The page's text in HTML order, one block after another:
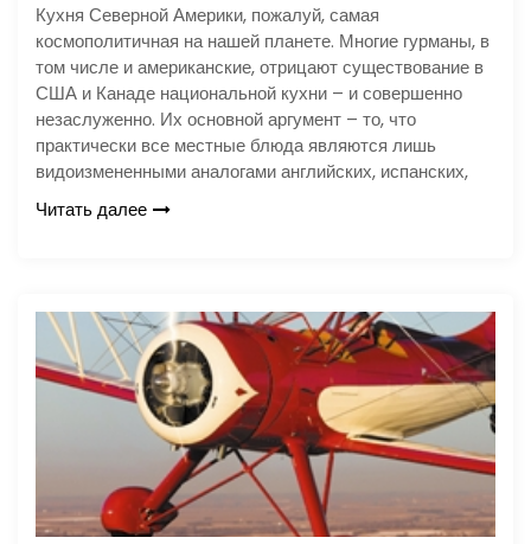
Кухня Северной Америки, пожалуй, самая
космополитичная на нашей планете. Многие гурманы, в
том числе и американские, отрицают существование в
США и Канаде национальной кухни – и совершенно
незаслуженно. Их основной аргумент – то, что
практически все местные блюда являются лишь
видоизмененными аналогами английских, испанских,
Читать далее